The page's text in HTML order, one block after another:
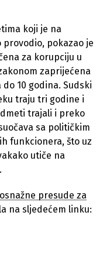
koji je na
pokazao je
za korupciju u
zaprijećena
10 godina. Sudski
traju tri godine i
trajali i preko
sa političkim
funkcionera, što uz
utiče na
presude za
na sljedećem linku: